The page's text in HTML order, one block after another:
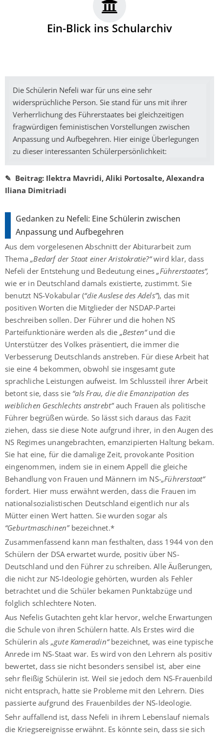
Ein-Blick ins Schularchiv
Die Schülerin Nefeli war für uns eine sehr
widersprüchliche Person. Sie stand für uns mit ihrer
Verherrlichung des Führerstaates bei gleichzeitigen
fragwürdigen feministischen Vorstellungen zwischen
Anpassung und Aufbegehren. Hier einige Überlegungen
zu dieser interessanten Schülerpersönlichkeit:
✎ Beitrag: Ilektra Mavridi, Aliki Portosalte, Alexandra
Iliana Dimitriadi
Gedanken zu Nefeli: Eine Schülerin zwischen
Anpassung und Aufbegehren
Aus dem vorgelesenen Abschnitt der Abiturarbeit zum
Thema „Bedarf der Staat einer Aristokratie?“wird klar, dass
Nefeli der Entstehung und Bedeutung eines„Führerstaates“,
wie er in Deutschland damals existierte, zustimmt. Sie
benutzt NS-Vokabular (“die Auslese des Adels”), das mit
positiven Worten die Mitglieder der NSDAP-Partei
beschreiben sollen. Der Führer und die hohen NS
Parteifunktionäre werden als die „Besten“und die
Unterstützer des Volkes präsentiert, die immer die
Verbesserung Deutschlands anstreben. Für diese Arbeit hat
sie eine 4 bekommen, obwohl sie insgesamt gute
sprachliche Leistungen aufweist. Im Schlussteil ihrer Arbeit
betont sie, dass sie “als Frau, die die Emanzipation des
weiblichen Geschlechts anstrebt”auch Frauen als politische
Führer begrüßen würde. So lässt sich daraus das Fazit
ziehen, dass sie diese Note aufgrund ihrer, in den Augen des
NS Regimes unangebrachten, emanzipierten Haltung bekam.
Sie hat eine, für die damalige Zeit, provokante Position
eingenommen, indem sie in einem Appell die gleiche
Behandlung von Frauen und Männern im NS-„Führerstaat“
fordert. Hier muss erwähnt werden, dass die Frauen im
nationalsozialistischen Deutschland eigentlich nur als
Mütter einen Wert hatten. Sie wurden sogar als
“Geburtmaschinen”bezeichnet.*
Zusammenfassend kann man festhalten, dass 1944 von den
Schülern der DSA erwartet wurde, positiv über NS-
Deutschland und den Führer zu schreiben. Alle Äußerungen,
die nicht zur NS-Ideologie gehörten, wurden als Fehler
betrachtet und die Schüler bekamen Punktabzüge und
folglich schlechtere Noten.
Aus Nefelis Gutachten geht klar hervor, welche Erwartungen
die Schule von ihren Schülern hatte. Als Erstes wird die
Schülerin als „gute Kameradin“bezeichnet, was eine typische
Anrede im NS-Staat war. Es wird von den Lehrern als positiv
bewertet, dass sie nicht besonders sensibel ist, aber eine
sehr fleißig Schülerin ist. Weil sie jedoch dem NS-Frauenbild
nicht entsprach, hatte sie Probleme mit den Lehrern. Dies
passierte aufgrund des Frauenbildes der NS-Ideologie.
Sehr auffallend ist, dass Nefeli in ihrem Lebenslauf niemals
die Kriegsereignisse erwähnt. Es könnte sein, dass sie sich